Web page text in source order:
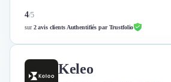
4/5
sur2 avis clients Authentifiés par Trustfolio
Keleo